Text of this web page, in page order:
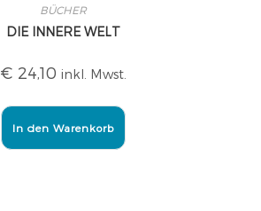
BÜCHER
DIE INNERE WELT
€ 24,10 inkl. Mwst.
In den Warenkorb